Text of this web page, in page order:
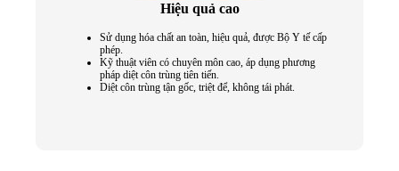
Hiệu quả cao
Sử dụng hóa chất an toàn, hiệu quả, được Bộ Y tế cấp
phép.
Kỹ thuật viên có chuyên môn cao, áp dụng phương
pháp diệt côn trùng tiên tiến.
Diệt côn trùng tận gốc, triệt để, không tái phát.